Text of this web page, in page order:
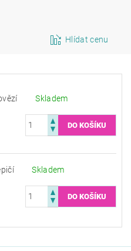
Hlídat cenu
Skladem
Skladem